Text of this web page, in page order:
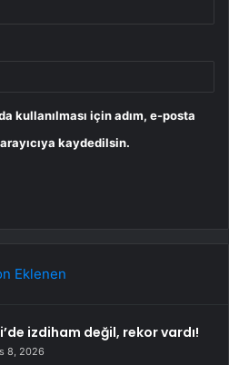
kullanılması için adım, e-posta
kaydedilsin.
Eklenen
izdiham değil, rekor vardı!
8, 2026